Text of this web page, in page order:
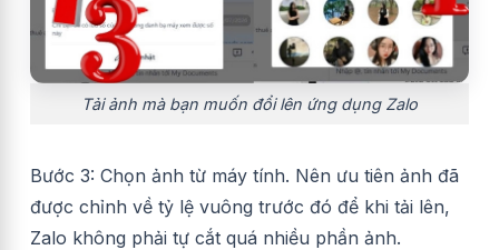
Tải ảnh mà bạn muốn đổi lên ứng dụng Zalo
Bước 3: Chọn ảnh từ máy tính. Nên ưu tiên ảnh đã
được chỉnh về tỷ lệ vuông trước đó để khi tải lên,
Zalo không phải tự cắt quá nhiều phần ảnh.